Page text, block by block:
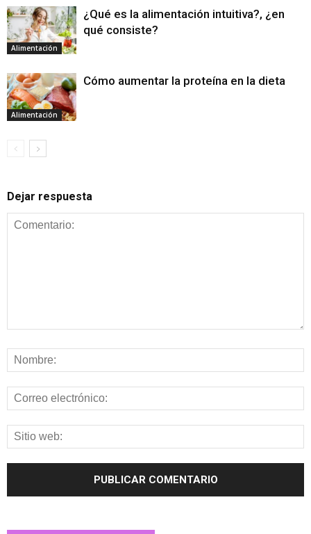
Alimentación
¿Qué es la alimentación intuitiva?, ¿en
qué consiste?
Alimentación
Cómo aumentar la proteína en la dieta
Dejar respuesta